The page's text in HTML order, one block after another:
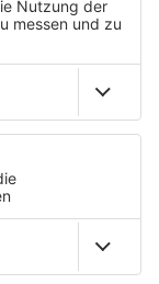
stetig zu
Interessen
mit